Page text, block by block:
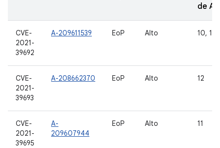
de
CVE-
2021-
39692
A-209611539 EoP Alto 10, 11
CVE-
2021-
39693
A-208662370 EoP Alto 12
CVE-
2021-
39695
A-
209607944
EoP Alto 11